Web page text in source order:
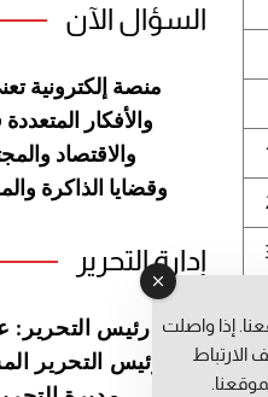
السؤال الآن
منصة إلكترونية
والأفكار
والاقتصاد
وقضايا الذاكرة
إدارة التحرير
رئيس التحرير:
رئيس التحرير
إذا واصلت